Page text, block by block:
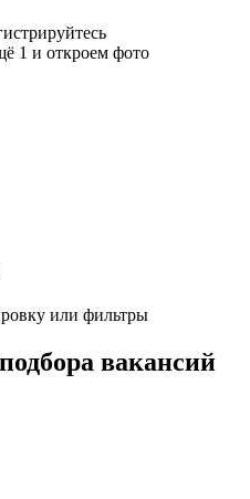
1 и откроем фото
или фильтры
вакансий